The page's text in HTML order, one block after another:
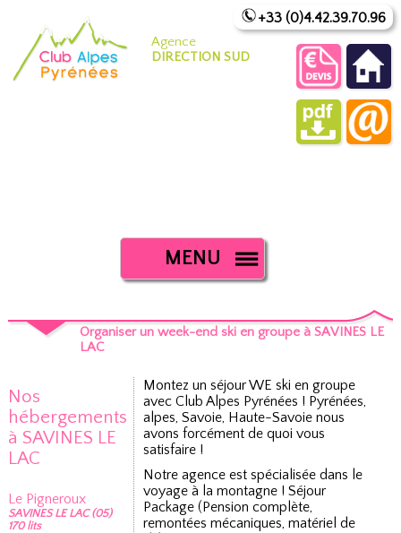
Agence
DIRECTION SUD
+33 (0)4.42.39.70.96
MENU
Organiser un week-end ski en groupe à SAVINES LE
LAC
Nos
hébergements
à SAVINES LE
LAC
Le Pigneroux
SAVINES LE LAC (05)
170 lits
Montez un séjour WE ski en groupe
avec Club Alpes Pyrénées ! Pyrénées,
alpes, Savoie, Haute-Savoie nous
avons forcément de quoi vous
satisfaire !
Notre agence est spécialisée dans le
voyage à la montagne ! Séjour
Package (Pension complète,
remontées mécaniques, matériel de